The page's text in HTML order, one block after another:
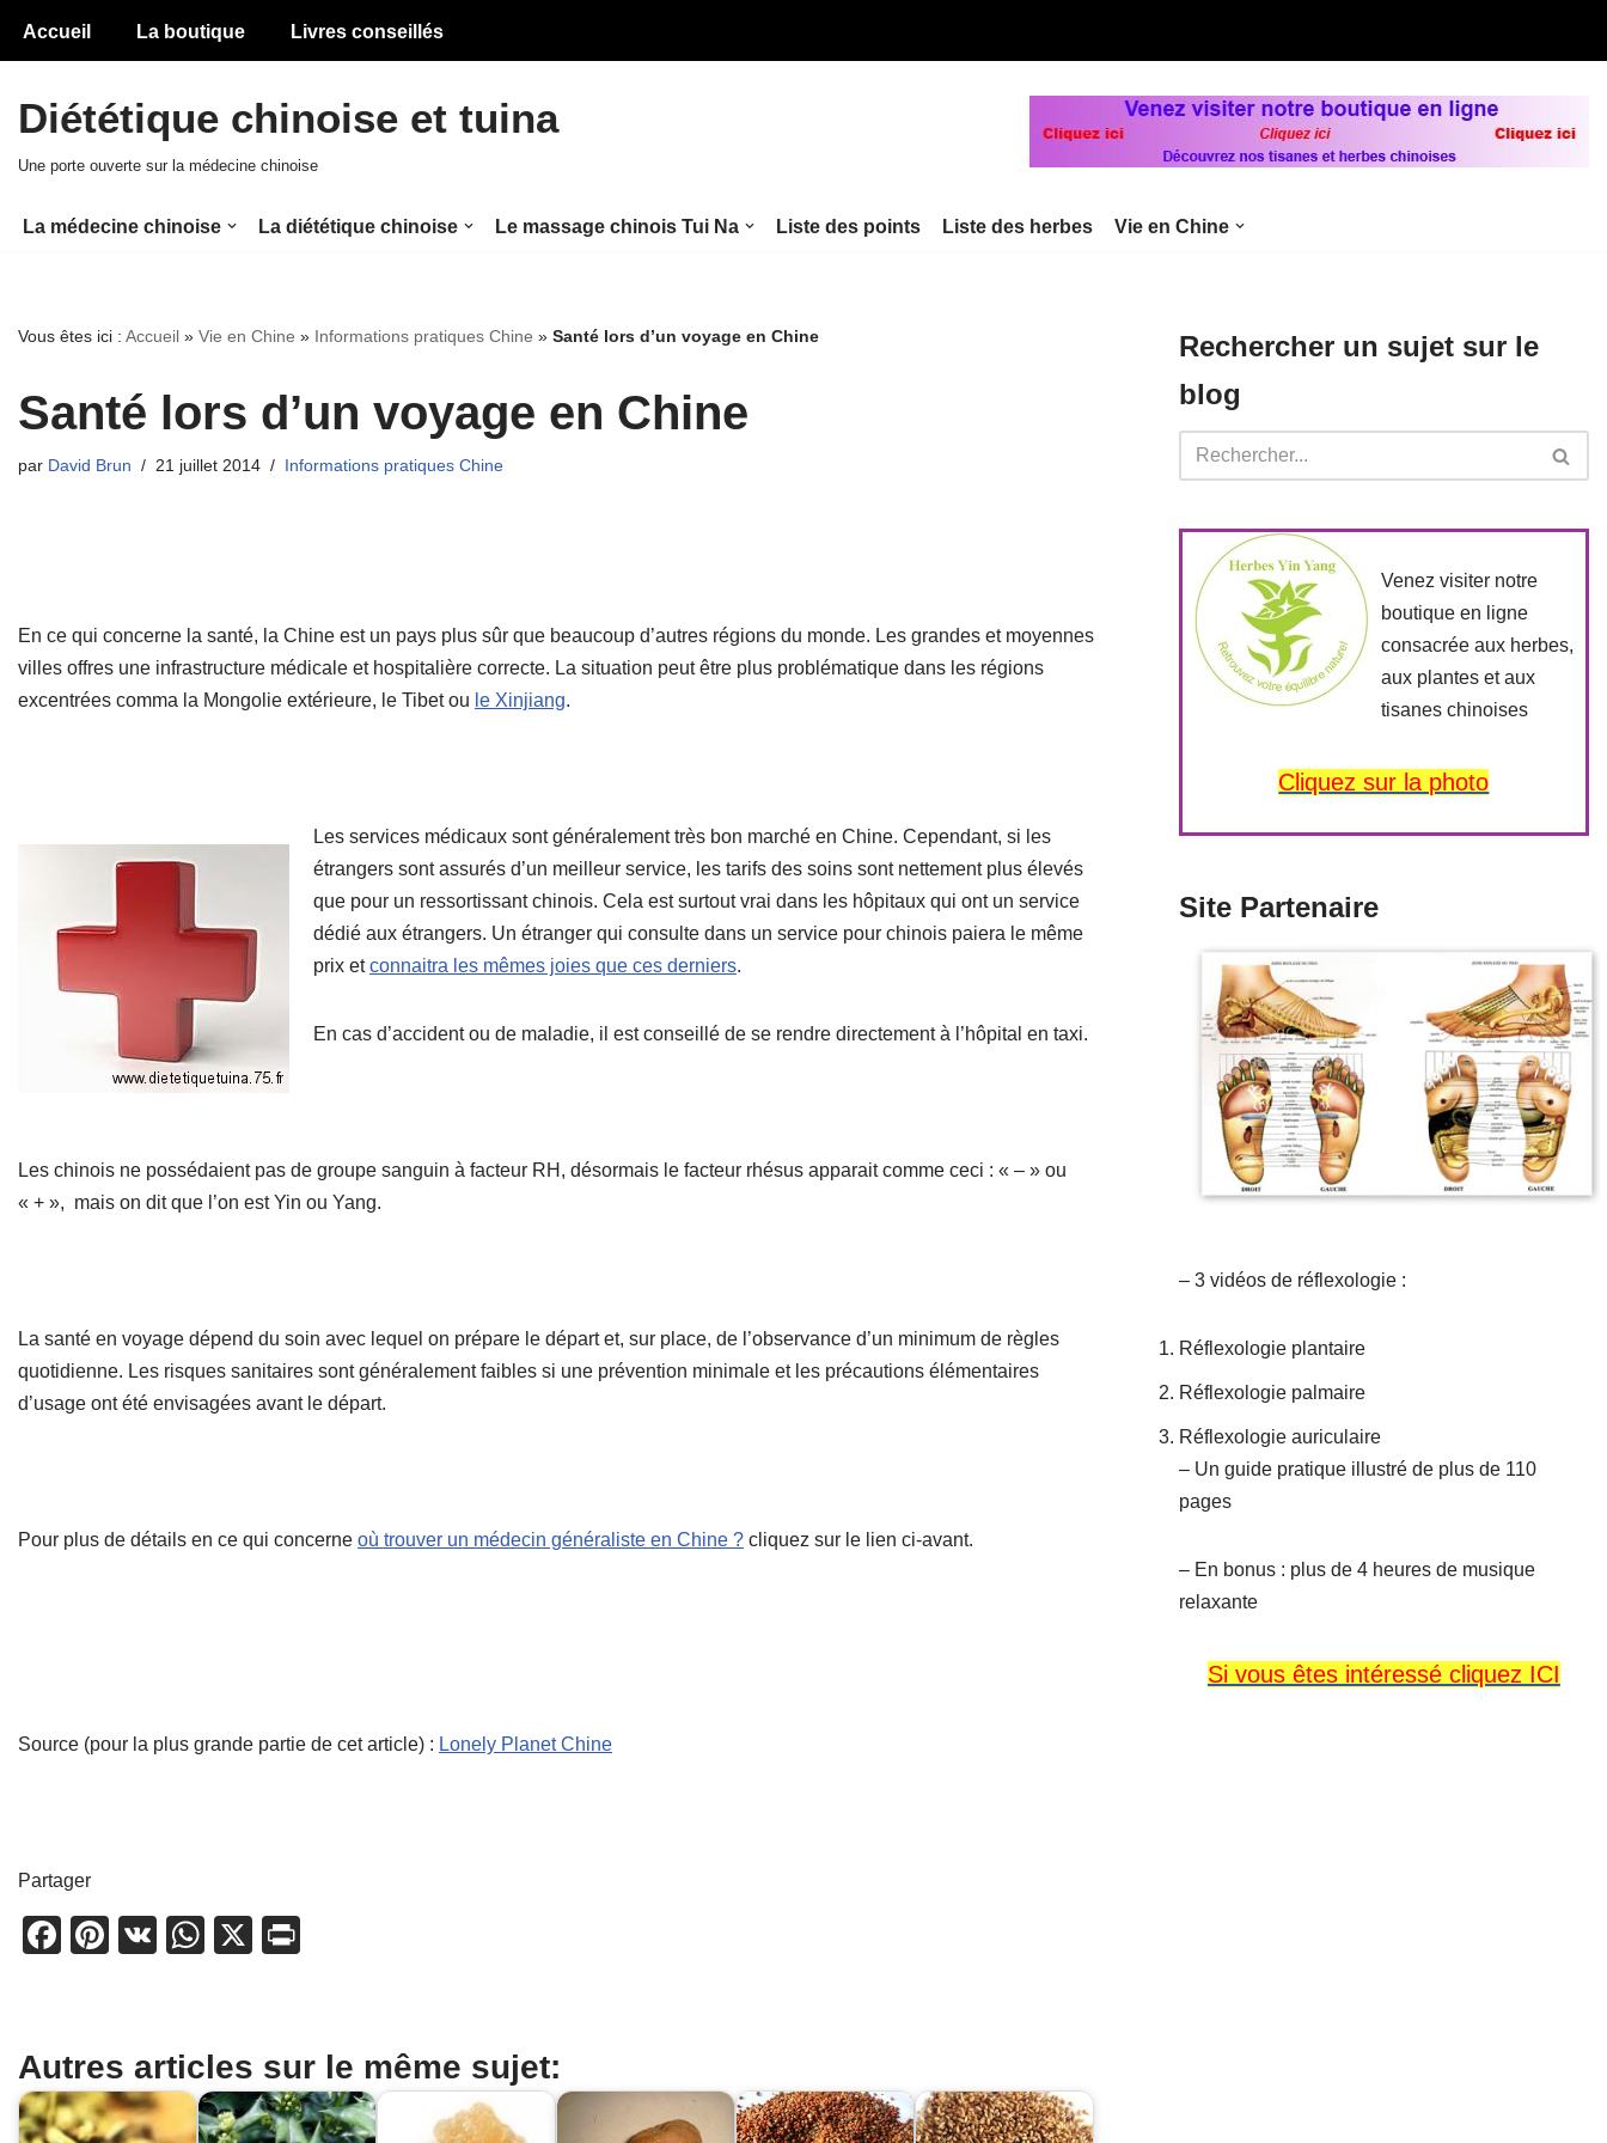
Aller
contenu
Accueil La boutique Livres conseillés
Diététique chinoise et tuina
Une porte ouverte sur la médecine chinoise
La médecine chinoise La diététique chinoise Le massage chinois Tui Na Liste des points Liste des herbes Vie en Chine
Vous êtes ici : Accueil » Vie en Chine » Informations pratiques Chine » Santé lors d’un voyage en Chine
Santé lors d’un voyage en Chine
par David Brun 21 juillet 2014 Informations pratiques Chine
En ce qui concerne la santé, la Chine est un pays plus sûr que beaucoup d’autres régions du monde. Les grandes et moyennes
villes offres une infrastructure médicale et hospitalière correcte. La situation peut être plus problématique dans les régions
excentrées comma la Mongolie extérieure, le Tibet ou le Xinjiang.
Les services médicaux sont généralement très bon marché en Chine. Cependant, si les
étrangers sont assurés d’un meilleur service, les tarifs des soins sont nettement plus élevés
que pour un ressortissant chinois. Cela est surtout vrai dans les hôpitaux qui ont un service
dédié aux étrangers. Un étranger qui consulte dans un service pour chinois paiera le même
prix etconnaitra les mêmes joies que ces derniers.
En cas d’accident ou de maladie, il est conseillé de se rendre directement à l’hôpital en taxi.
Les chinois ne possédaient pas de groupe sanguin à facteur RH, désormais le facteur rhésus apparait comme ceci : « – » ou
« + », mais on dit que l’on est Yin ou Yang.
La santé en voyage dépend du soin avec lequel on prépare le départ et, sur place, de l’observance d’un minimum de règles
quotidienne. Les risques sanitaires sont généralement faibles si une prévention minimale et les précautions élémentaires
d’usage ont été envisagées avant le départ.
Pour plus de détails en ce qui concerne où trouver un médecin généraliste en Chine ? cliquez sur le lien ci-avant.
Source (pour la plus grande partie de cet article) : Lonely Planet Chine
Partager
F
e
b
o
Pi
e
st
V
W
s
A
p
X
Autres articles sur le même sujet:
Rechercher un sujet sur le
blog
Venez visiter notre
boutique en ligne
consacrée aux herbes,
aux plantes et aux
tisanes chinoises
Cliquez sur la photo
Site Partenaire
– 3 vidéos de réflexologie :
Réflexologie plantaire
Réflexologie palmaire
Réflexologie auriculaire
– Un guide pratique illustré de plus de 110
pages
– En bonus : plus de 4 heures de musique
relaxante
Si vous êtes intéressé cliquez ICI